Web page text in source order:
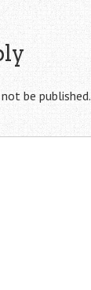
be published.